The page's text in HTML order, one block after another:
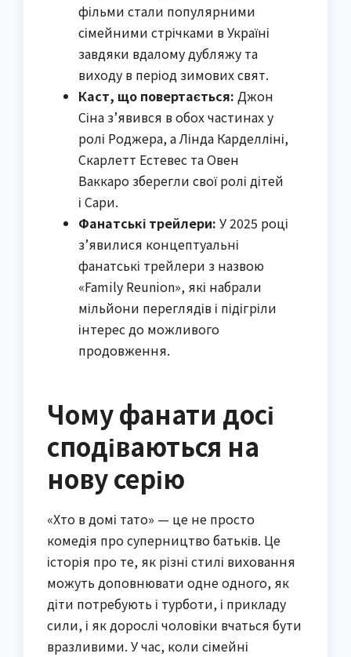
фільми стали популярними
сімейними стрічками в Україні
завдяки вдалому дубляжу та
виходу в період зимових свят.
Каст, що повертається: Джон
Сіна з’явився в обох частинах у
ролі Роджера, а Лінда Карделліні,
Скарлетт Естевес та Овен
Ваккаро зберегли свої ролі дітей
і Сари.
Фанатські трейлери: У 2025 році
з’явилися концептуальні
фанатські трейлери з назвою
«Family Reunion», які набрали
мільйони переглядів і підігріли
інтерес до можливого
продовження.
Чому фанати досі
сподіваються на
нову серію
«Хто в домі тато» — це не просто
комедія про суперництво батьків. Це
історія про те, як різні стилі виховання
можуть доповнювати одне одного, як
діти потребують і турботи, і прикладу
сили, і як дорослі чоловіки вчаться бути
вразливими. У час, коли сімейні